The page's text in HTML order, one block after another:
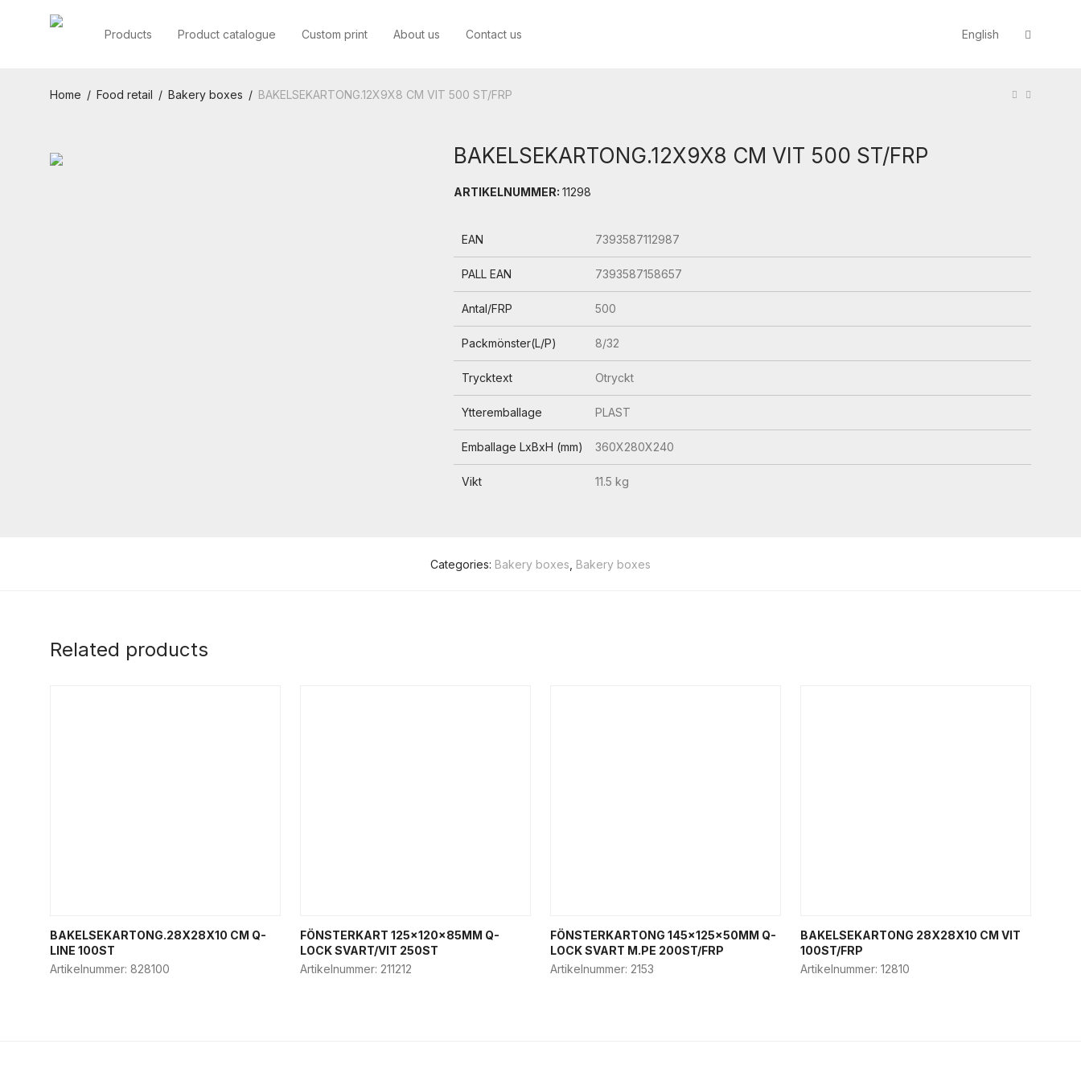
Products Product catalogue Custom print About us Contact us English
Home / Food retail / Bakery boxes / BAKELSEKARTONG.12X9X8 CM VIT 500 ST/FRP
BAKELSEKARTONG.12X9X8 CM VIT 500 ST/FRP
ARTIKELNUMMER: 11298
EAN 7393587112987
PALL EAN 7393587158657
Antal/FRP 500
Packmönster(L/P) 8/32
Trycktext Otryckt
Ytteremballage PLAST
Emballage LxBxH (mm) 360X280X240
Vikt 11.5 kg
Categories: Bakery boxes Bakery boxes
Related products
BAKELSEKARTONG.28X28X10 CM Q-
LINE 100ST
Artikelnummer: 828100
FÖNSTERKART 125x120x85MM Q-
LOCK SVART/VIT 250ST
Artikelnummer: 211212
FÖNSTERKARTONG 145x125x50MM Q-
LOCK SVART M.PE 200ST/FRP
Artikelnummer: 2153
BAKELSEKARTONG 28X28X10 CM VIT
100ST/FRP
Artikelnummer: 12810